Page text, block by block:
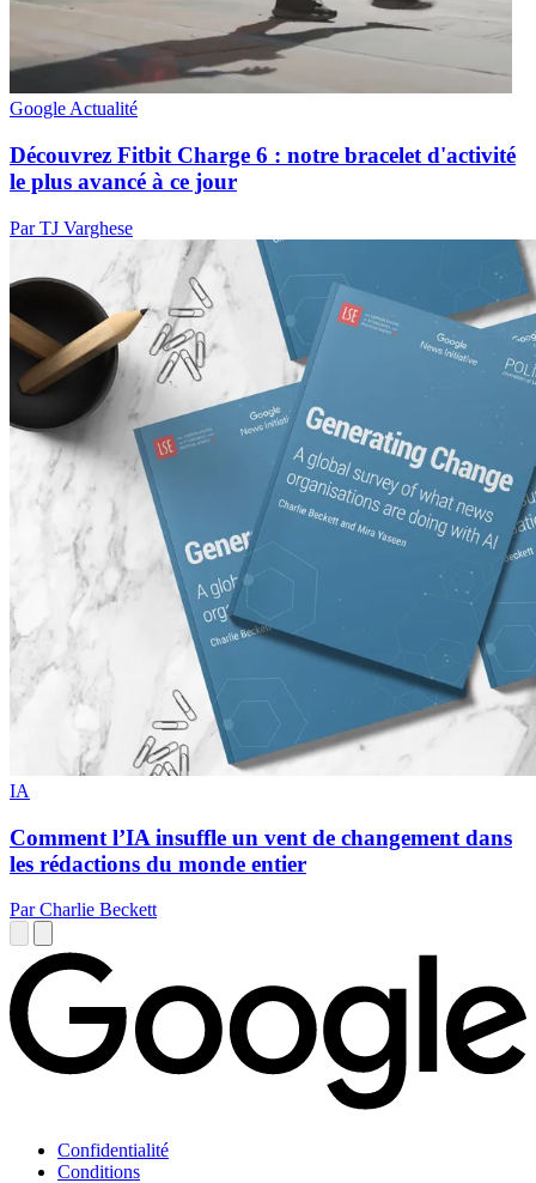
Google Actualité
Découvrez Fitbit Charge 6 : notre bracelet d'activité
le plus avancé à ce jour
Par TJ Varghese
IA
Comment l’IA insuffle un vent de changement dans
les rédactions du monde entier
Par Charlie Beckett
Confidentialité
Conditions